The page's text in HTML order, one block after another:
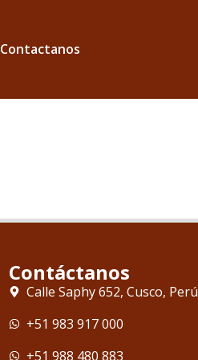
Contactanos
Contáctanos
Calle Saphy 652, Cusco, Perú
+51 983 917 000
+51 988 480 883